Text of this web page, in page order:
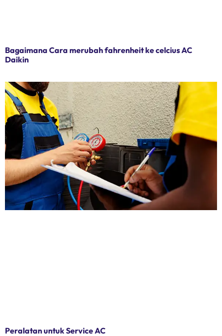
Bagaimana Cara merubah fahrenheit ke celcius AC
Daikin
Peralatan untuk Service AC